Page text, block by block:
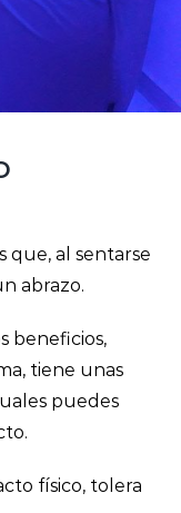
que, al sentarse
abrazo.
beneficios,
tiene unas
puedes
físico, tolera